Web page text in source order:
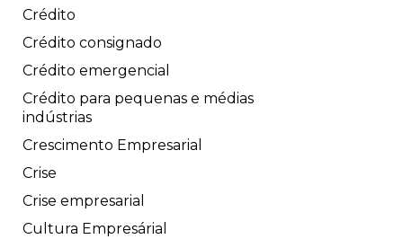
Crédito
Crédito consignado
Crédito emergencial
Crédito para pequenas e médias
indústrias
Crescimento Empresarial
Crise
Crise empresarial
Cultura Empresárial